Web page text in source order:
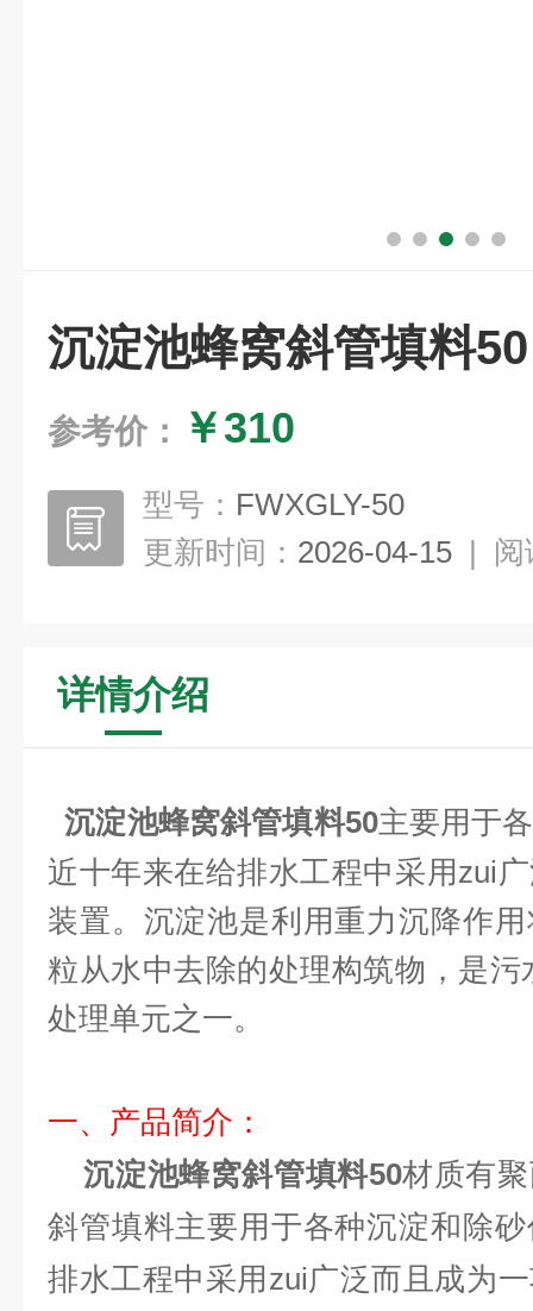
沉淀池蜂窝斜管填料50
参考价： ￥310
型号： FWXGLY-50
更新时间： 2026-04-15 | 阅
详情介绍
沉淀池蜂窝斜管填料50主要用于
近十年来在给排水工程中采用zui
装置。沉淀池是利用重力沉降作
粒从水中去除的处理构筑物，是
处理单元之一。
一、产品简介：
沉淀池蜂窝斜管填料50材质有
斜管填料主要用于各种沉淀和除
排水工程中采用zui广泛而且成为